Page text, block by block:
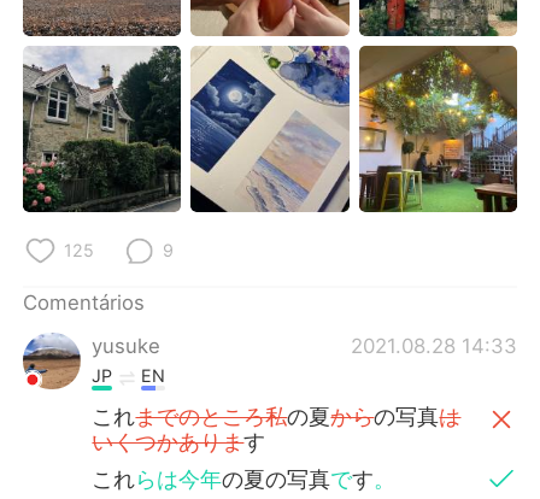
125 9
Comentários
yusuke
2021.08.28 14:33
JP EN
これまでのところ私の夏からの写真は
いくつかあります
これらは今年の夏の写真です。